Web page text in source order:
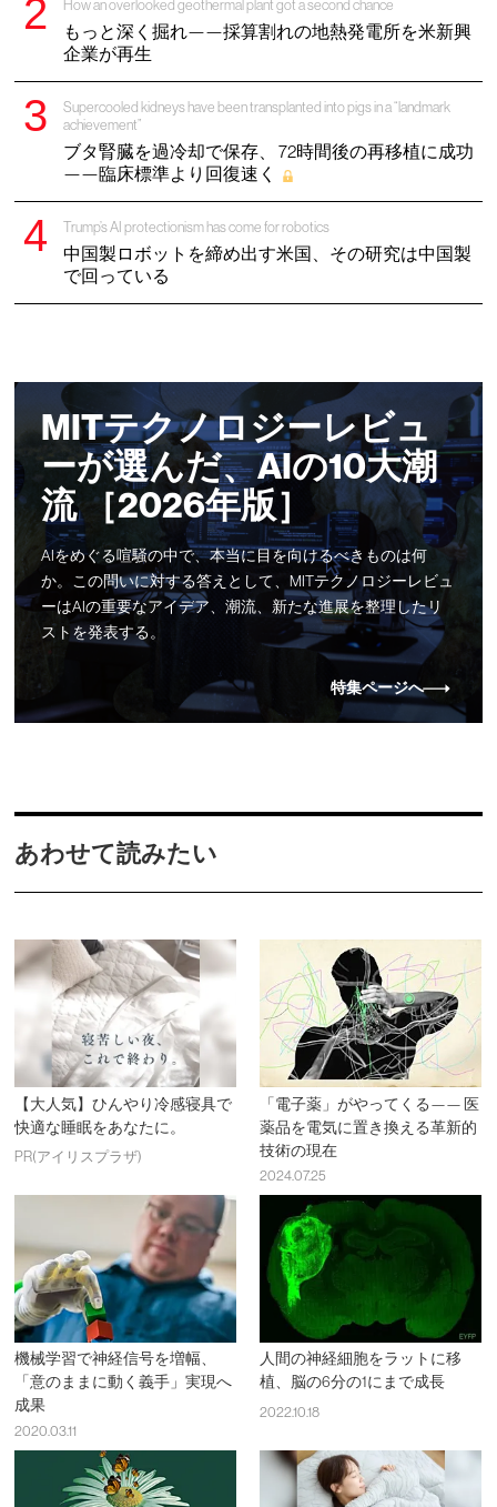
How an overlooked geothermal plant got a second chance
もっと深く掘れ——採算割れの地熱発電所を米新興
企業が再生
Supercooled kidneys have been transplanted into pigs in a “landmark
achievement”
ブタ腎臓を過冷却で保存、 72時間後の再移植に成功
——臨床標準より回復速く
Trump’s AI protectionism has come for robotics
中国製ロボットを締め出す米国、その研究は中国製
で回っている
MITテクノロジーレビュ
ーが選んだ、AIの10大潮
流 ［2026年版］
AIをめぐる喧騒の中で、本当に目を向けるべきものは何
か。この問いに対する答えとして、MITテクノロジーレビュ
ーはAIの重要なアイデア、潮流、新たな進展を整理したリ
ストを発表する。
特集ページへ
あわせて読みたい
【大人気】ひんやり冷感寝具で
快適な睡眠をあなたに。
PR(アイリスプラザ)
「電子薬」がやってくる—— 医
薬品を電気に置き換える革新的
技術の現在
2024.07.25
機械学習で神経信号を増幅、
「意のままに動く義手」実現へ
成果
2020.03.11
人間の神経細胞をラットに移
植、脳の6分の1にまで成長
2022.10.18